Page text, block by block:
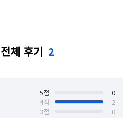
체 후기 2
5점
0
4점
2
3점
0